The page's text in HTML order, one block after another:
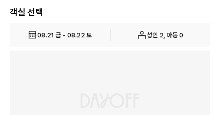
객실 선택
08.21 금 - 08.22 토 성인 2, 아동 0